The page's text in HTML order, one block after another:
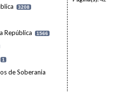
3208
República 1566
1
de Soberania